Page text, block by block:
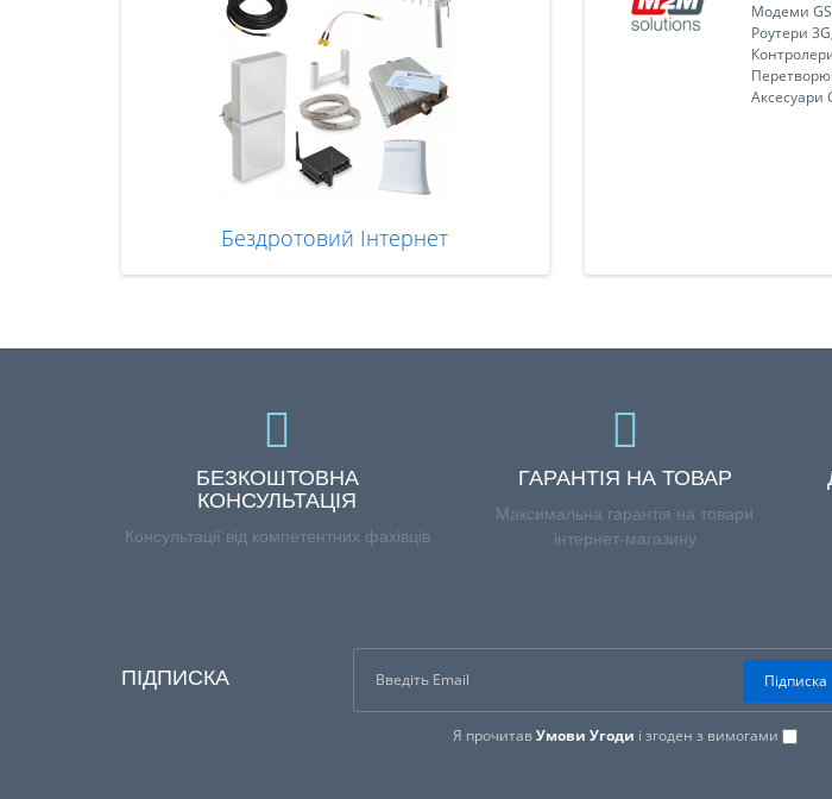
Бездротовий Інтернет
Модеми
Роутери
Аксесуари
БЕЗКОШТОВНА
КОНСУЛЬТАЦІЯ
Консультації від компетентних фахівців
ГАРАНТІЯ НА ТОВАР
Максимальна гарантія на товари
інтернет-магазину
ПІДПИСКА
Я прочитавУмови Угоди і згоден з вимогами
Підписка